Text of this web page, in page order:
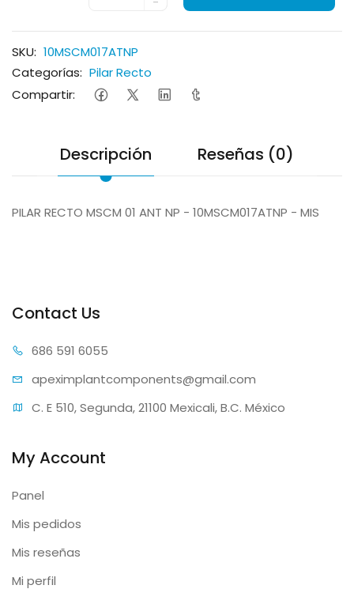
SKU: 10MSCM017ATNP
Categorías: Pilar Recto
Compartir:
Descripción Reseñas (0)
PILAR RECTO MSCM 01 ANT NP - 10MSCM017ATNP - MIS
Contact Us
686 591 6055
apeximplantcomponents@gmail.com
C. E 510, Segunda, 21100 Mexicali, B.C. México
My Account
Panel
Mis pedidos
Mis reseñas
Mi perfil